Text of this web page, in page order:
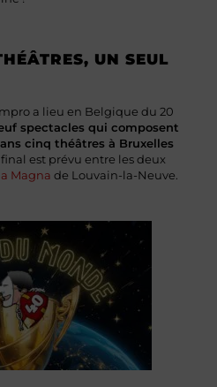
UN SEUL
a lieu en Belgique du 20
spectacles qui composent
cinq théâtres à Bruxelles
final est prévu entre les deux
Magna de Louvain-la-Neuve.